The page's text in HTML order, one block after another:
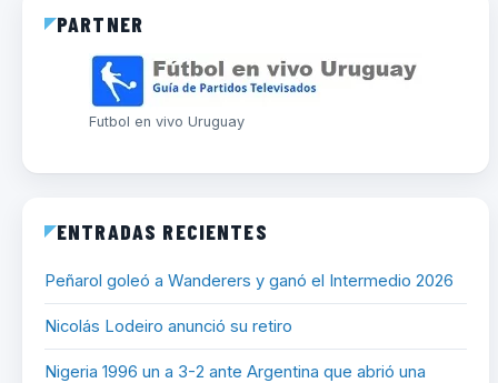
PARTNER
Futbol en vivo Uruguay
ENTRADAS RECIENTES
Peñarol goleó a Wanderers y ganó el Intermedio 2026
Nicolás Lodeiro anunció su retiro
Nigeria 1996 un a 3-2 ante Argentina que abrió una